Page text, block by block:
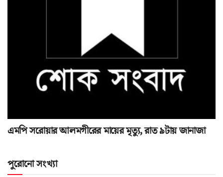
এমপি সরোয়ার আলমগীরের মায়ের মৃত্যু, রাত ৯টায় জানাজা
পুরোনো সংখ্যা